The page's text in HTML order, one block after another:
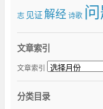
志 见证解经 诗歌
文章索引
文章索引
分类目录